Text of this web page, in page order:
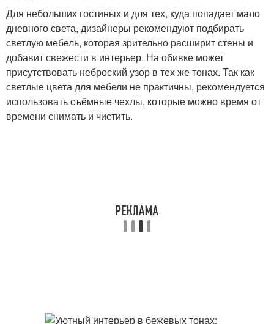
Для небольших гостиных и для тех, куда попадает мало
дневного света, дизайнеры рекомендуют подбирать
светлую мебель, которая зрительно расширит стены и
добавит свежести в интерьер. На обивке может
присутствовать неброский узор в тех же тонах. Так как
светлые цвета для мебели не практичны, рекомендуется
использовать съёмные чехлы, которые можно время от
времени снимать и чистить.